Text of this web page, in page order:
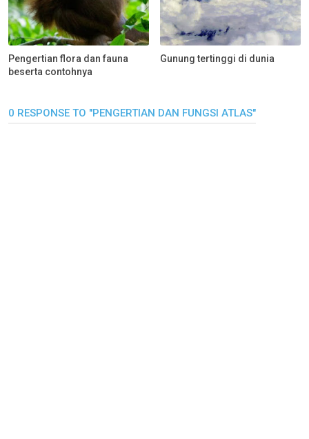
Pengertian flora dan fauna
beserta contohnya
Gunung tertinggi di dunia
0 RESPONSE TO "PENGERTIAN DAN FUNGSI ATLAS"